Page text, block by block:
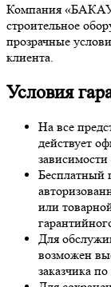
Компания
строительное
прозрачные
клиента.
Условия
На все
действует
Бесплатный
или
Для
возможен
заказчика